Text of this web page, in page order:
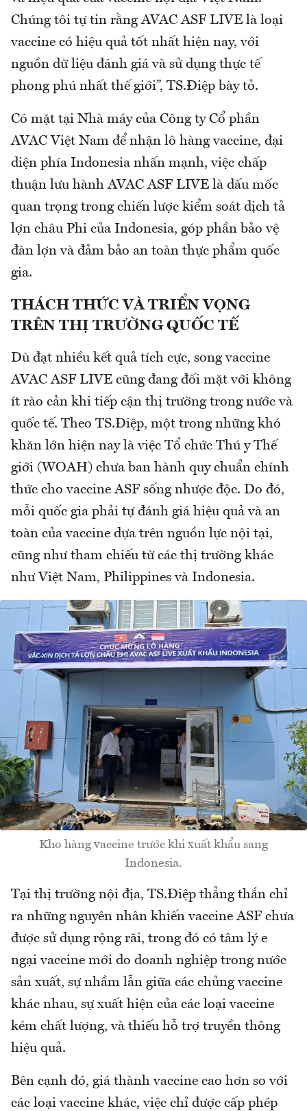
Chúng tôi tự tin rằng AVAC ASF LIVE là loại
vaccine có hiệu quả tốt nhất hiện nay, với
nguồn dữ liệu đánh giá và sử dụng thực tế
phong phú nhất thế giới”, TS.Điệp bày tỏ.
Có mặt tại Nhà máy của Công ty Cổ phần
AVAC Việt Nam để nhận lô hàng vaccine, đại
diện phía Indonesia nhấn mạnh, việc chấp
thuận lưu hành AVAC ASF LIVE là dấu mốc
quan trọng trong chiến lược kiểm soát dịch tả
lợn châu Phi của Indonesia, góp phần bảo vệ
đàn lợn và đảm bảo an toàn thực phẩm quốc
gia.
THÁCH THỨC VÀ TRIỂN VỌNG
TRÊN THỊ TRƯỜNG QUỐC TẾ
Dù đạt nhiều kết quả tích cực, song vaccine
AVAC ASF LIVE cũng đang đối mặt với không
ít rào cản khi tiếp cận thị trường trong nước và
quốc tế. Theo TS.Điệp, một trong những khó
khăn lớn hiện nay là việc Tổ chức Thú y Thế
giới (WOAH) chưa ban hành quy chuẩn chính
thức cho vaccine ASF sống nhược độc. Do đó,
mỗi quốc gia phải tự đánh giá hiệu quả và an
toàn của vaccine dựa trên nguồn lực nội tại,
cũng như tham chiếu từ các thị trường khác
như Việt Nam, Philippines và Indonesia.
Kho hàng vaccine trước khi xuất khẩu sang
Indonesia.
Tại thị trường nội địa, TS.Điệp thẳng thắn chỉ
ra những nguyên nhân khiến vaccine ASF chưa
được sử dụng rộng rãi, trong đó có tâm lý e
ngại vaccine mới do doanh nghiệp trong nước
sản xuất, sự nhầm lẫn giữa các chủng vaccine
khác nhau, sự xuất hiện của các loại vaccine
kém chất lượng, và thiếu hỗ trợ truyền thông
hiệu quả.
Bên cạnh đó, giá thành vaccine cao hơn so với
các loại vaccine khác, việc chỉ được cấp phép